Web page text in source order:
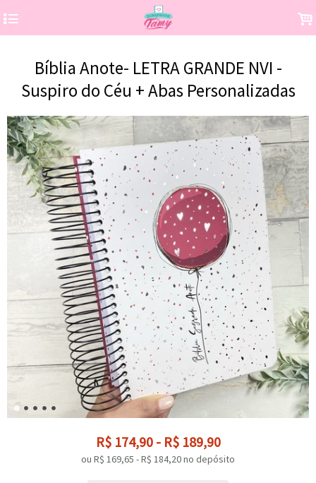
4 .
Bíblia Anote- LETRA GRANDE NVI -
Suspiro do Céu + Abas Personalizadas
R$ 174,90 - R$ 189,90
ou R$ 169,65 -R$ 184,20no depósito